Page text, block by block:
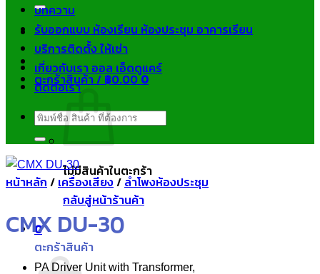
ตะกร้าสินค้า /฿0.000
ไม่มีสินค้าในตะกร้า
กลับสู่หน้าร้านค้า
0
ตะกร้าสินค้า
บทความ
รับออกแบบ ห้องเรียน ห้องประชุม อาคารเรียน
บริการติดตั้ง ให้เช่า
เกี่ยวกับเรา ออล เอ็ดดูแคร์
ติดต่อเรา
ค้นหา:
หน้าหลัก / เครื่องเสียง/ ลำโพงห้องประชุม
CMX DU-30
PA Driver Unit with Transformer,